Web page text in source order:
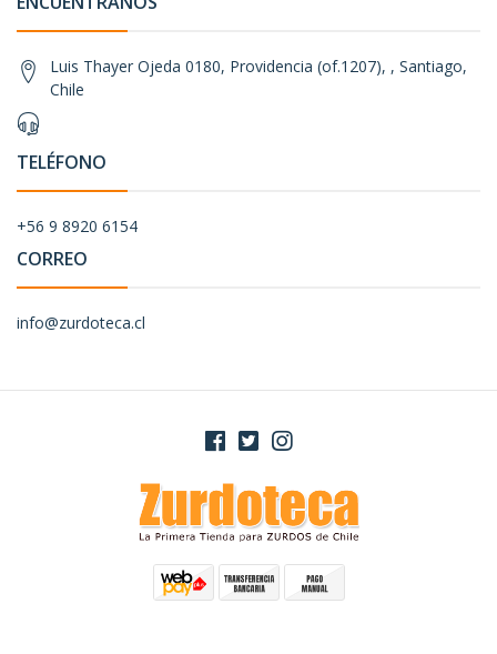
Luis Thayer Ojeda 0180, Providencia (of.1207), , Santiago,
Chile
TELÉFONO
+56 9 8920 6154
CORREO
info@zurdoteca.cl